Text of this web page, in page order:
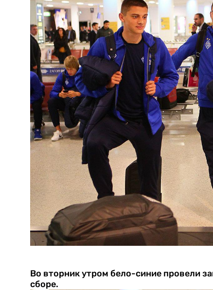
Во вторник утром бело-синие провели
сборе.